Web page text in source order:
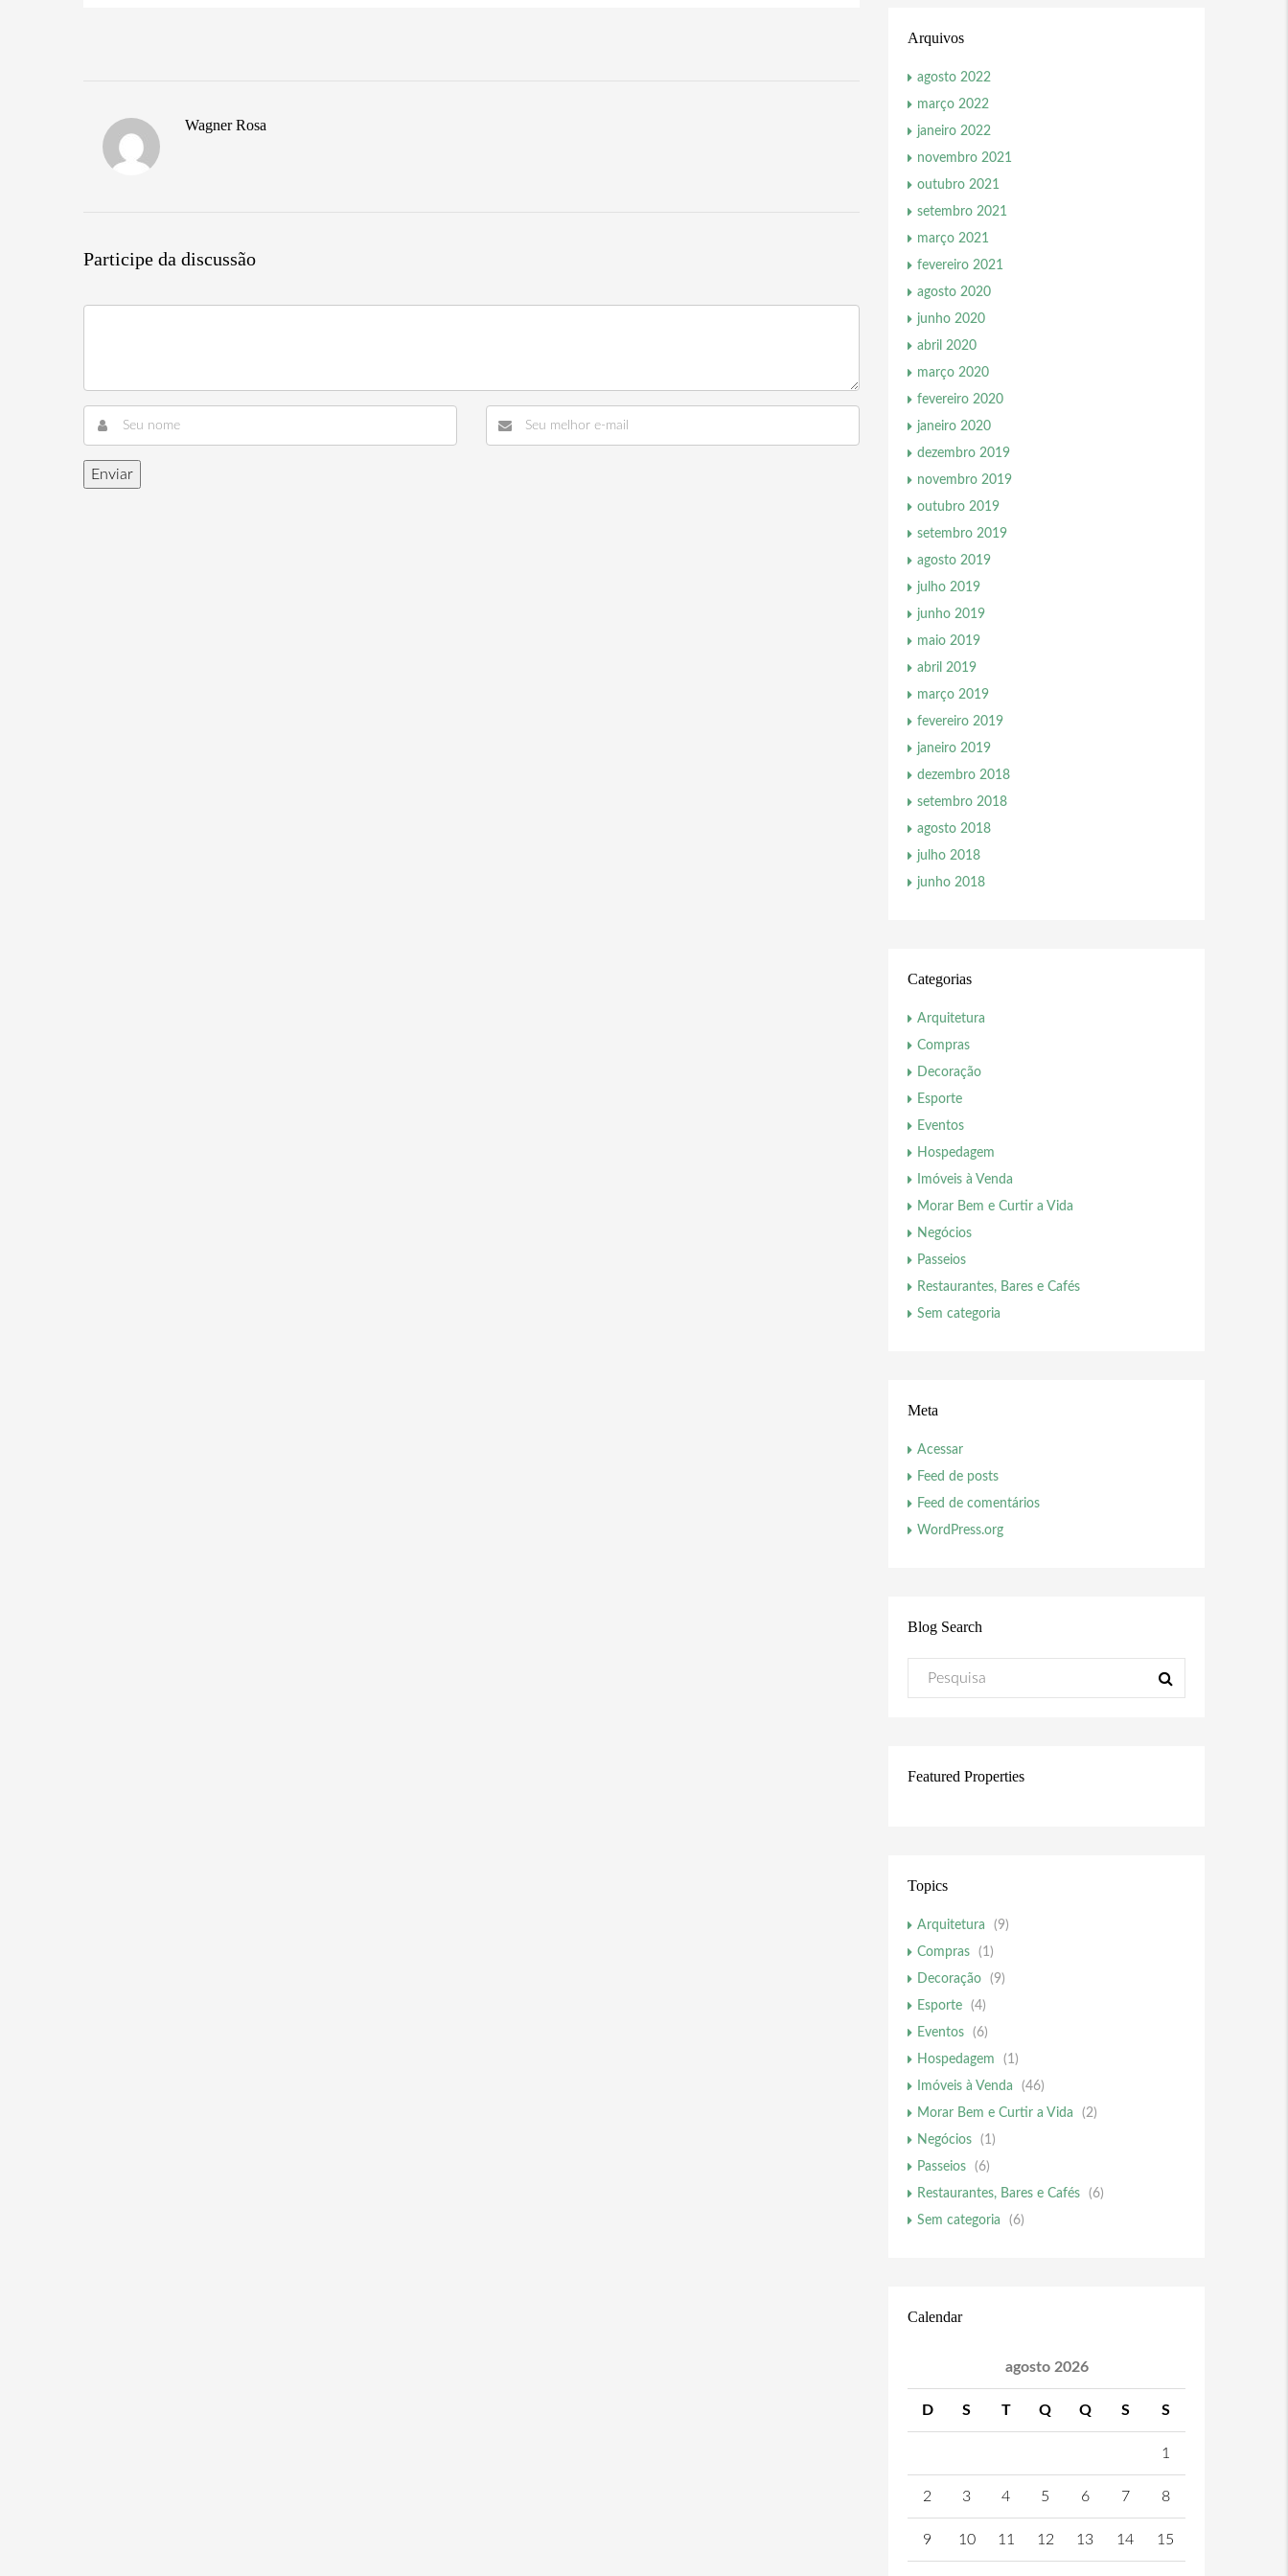
Wagner Rosa
Participe da discussão
Arquivos
agosto 2022
março 2022
janeiro 2022
novembro 2021
outubro 2021
setembro 2021
março 2021
fevereiro 2021
agosto 2020
junho 2020
abril 2020
março 2020
fevereiro 2020
janeiro 2020
dezembro 2019
novembro 2019
outubro 2019
setembro 2019
agosto 2019
julho 2019
junho 2019
maio 2019
abril 2019
março 2019
fevereiro 2019
janeiro 2019
dezembro 2018
setembro 2018
agosto 2018
julho 2018
junho 2018
Categorias
Arquitetura
Compras
Decoração
Esporte
Eventos
Hospedagem
Imóveis à Venda
Morar Bem e Curtir a Vida
Negócios
Passeios
Restaurantes, Bares e Cafés
Sem categoria
Meta
Acessar
Feed de posts
Feed de comentários
WordPress.org
Blog Search
Featured Properties
Topics
Arquitetura
(9)
Compras
(1)
Decoração
(9)
Esporte
(4)
Eventos
(6)
Hospedagem
(1)
Imóveis à Venda
(46)
Morar Bem e Curtir a Vida
(2)
Negócios
(1)
Passeios
(6)
Restaurantes, Bares e Cafés
(6)
Sem categoria
(6)
Calendar
agosto 2026
D S T Q Q S S
1
2 3 4 5 6 7 8
9 10 11 12 13 14 15